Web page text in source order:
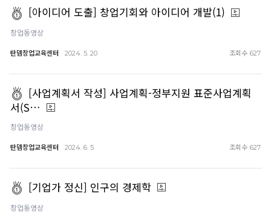
[아이디어 도출] 창업기회와 아이디어 개발(1)
창업동영상
탄뎀창업교육센터 2024. 5. 20 조회수 627
[사업계획서 작성] 사업계획-정부지원 표준사업계획
서(S…
창업동영상
탄뎀창업교육센터 2024. 6. 5 조회수 627
[기업가 정신] 인구의 경제학
창업동영상